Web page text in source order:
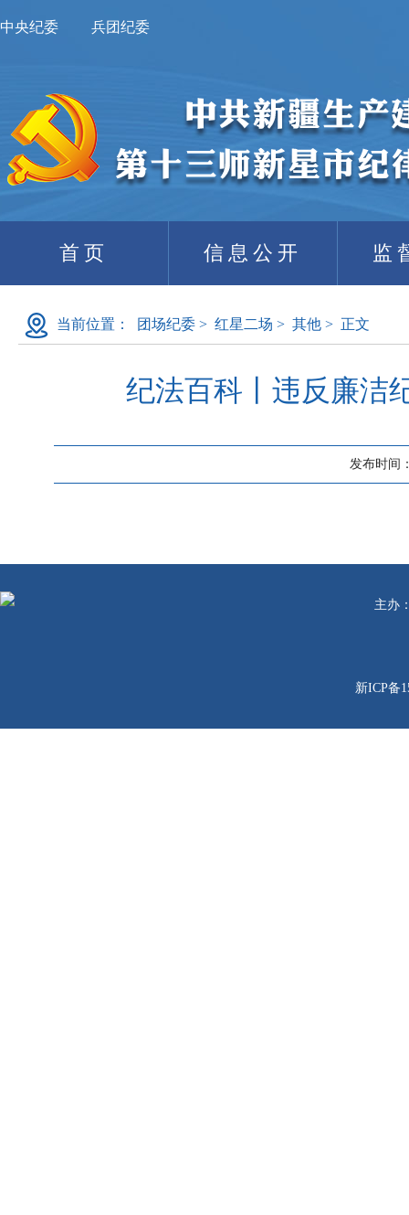
中央纪委 兵团纪委
首页 信息公开 监
当前位置： 团场纪委 > 红星二场 > 其他 > 正文
纪法百科丨违反廉洁
发布时间
主办
新ICP备